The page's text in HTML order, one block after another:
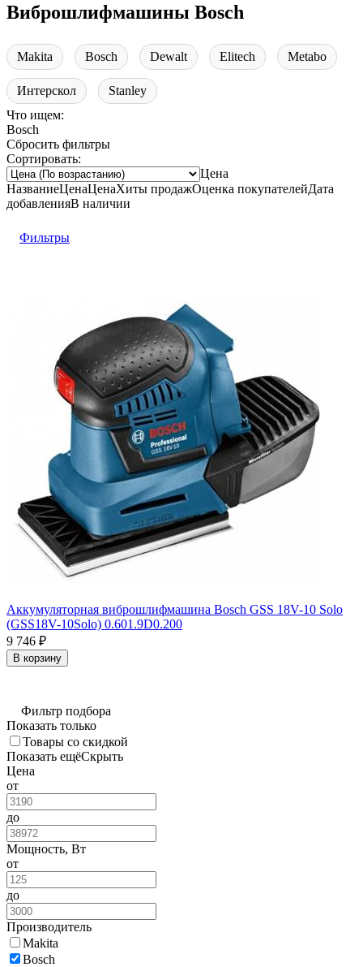
Виброшлифмашины Bosch
Makita Bosch Dewalt Elitech Metabo
Интерскол
Stanley
Что ищем:
Bosch
Сбросить фильтры
Сортировать:
Цена
НазваниеЦенаЦенаХиты продажОценка покупателейДата
добавленияВ наличии
Фильтры
Аккумуляторная виброшлифмашина Bosch GSS 18V-10 Solo
(GSS18V-10Solo) 0.601.9D0.200
9 746 ₽
В корзину
Фильтр подбора
Показать только
Товары со скидкой
Показать ещёСкрыть
Цена
от
до
Мощность, Вт
от
до
Производитель
Makita
Bosch